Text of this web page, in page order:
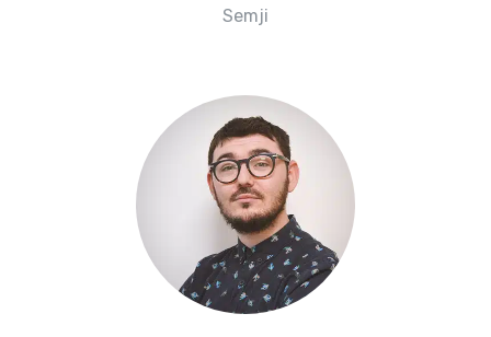
Semji